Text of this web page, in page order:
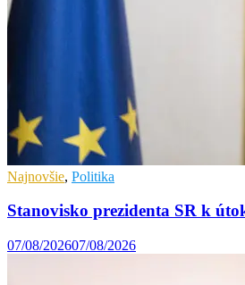
Najnovšie, Politika
Stanovisko prezidenta SR k
07/08/202607/08/2026